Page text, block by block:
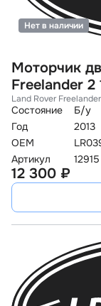
Моторчик
Freelander 2
Land Rover
Состояние
Б/у
Год
2013
OEM
Артикул
12915
Нет в наличии
12 300 ₽